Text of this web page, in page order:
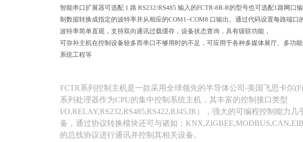
智能串口扩展器可选配 1 路 RS232/RS485 输入的FCTR-8R-R的型号也可选配1路网口
制数据转换成指定的波特率并从相应的COM1~COM8 口输出。通过代码设置每路端口
波特率简单直观，支持双向通讯过载缓存，设备状态查询，具有级联功能，
可弥补主机在控制设备较多而串口不够用时的不足，可应用于各种多媒体展厅、多功
系统工程等
FCTR系列控制主机是一款采用全球领先的半导体公司-美国飞思卡尔
系列处理器作为CPU的集中控制系统主机，其丰富的控制接口类型
I/O,RELAY,RS232,RS485,RS422,RJ45,IR），强大的可编程控制能力
备，通过协议转换模块还可与诸如：
的总线协议进行通讯并控制其相关设备。